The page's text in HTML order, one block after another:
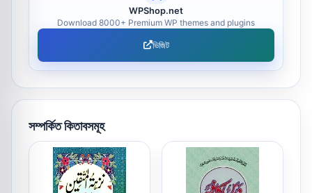
WPShop.net
Download 8000+ Premium WP themes and plugins
ভিজিট
সম্পর্কিত কিতাবসমূহ